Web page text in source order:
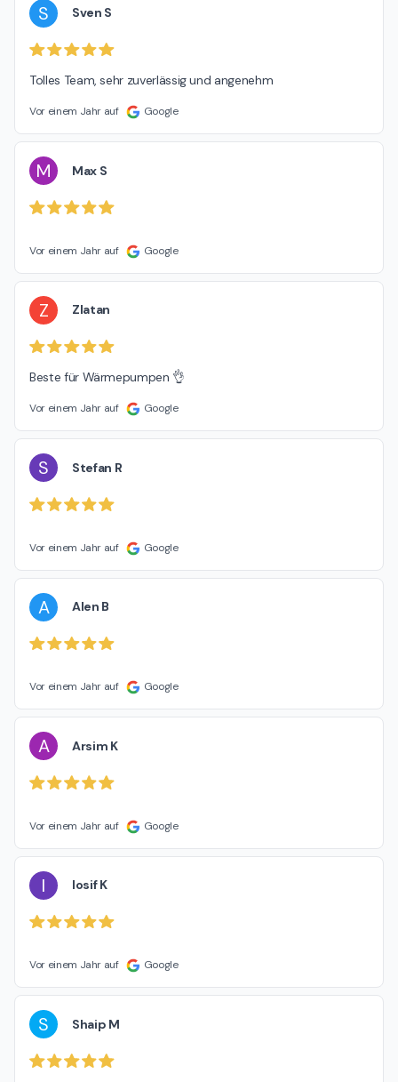
S Sven S
Tolles Team, sehr zuverlässig und angenehm
Vor einem Jahr auf Google
M Max S
Vor einem Jahr auf Google
Z Zlatan
Beste für Wärmepumpen 👌
Vor einem Jahr auf Google
S Stefan R
Vor einem Jahr auf Google
A Alen B
Vor einem Jahr auf Google
A Arsim K
Vor einem Jahr auf Google
I Iosif K
Vor einem Jahr auf Google
S Shaip M